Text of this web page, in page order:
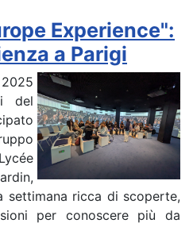
Experience":
a Parigi
del
settimana ricca di scoperte,
per conoscere più da